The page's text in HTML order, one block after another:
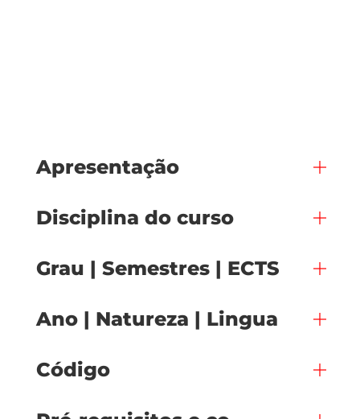
Apresentação
Disciplina do curso
Grau | Semestres | ECTS
Ano | Natureza | Lingua
Código